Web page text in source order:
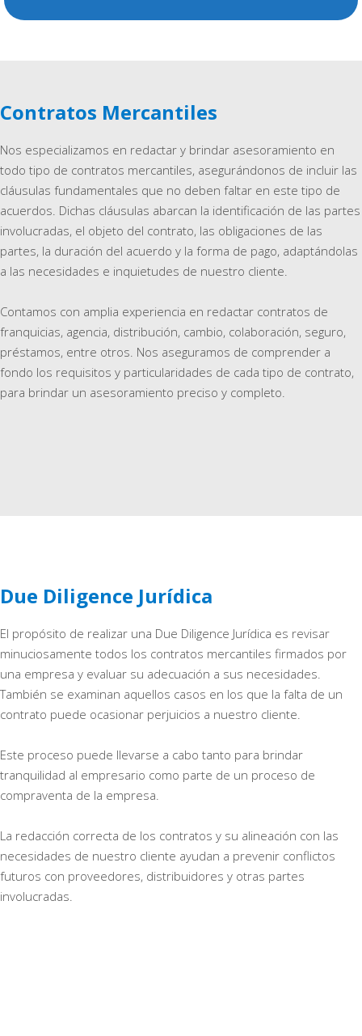
Contratos Mercantiles
Nos especializamos en redactar y brindar asesoramiento en
todo tipo de contratos mercantiles, asegurándonos de incluir las
cláusulas fundamentales que no deben faltar en este tipo de
acuerdos. Dichas cláusulas abarcan la identificación de las partes
involucradas, el objeto del contrato, las obligaciones de las
partes, la duración del acuerdo y la forma de pago, adaptándolas
a las necesidades e inquietudes de nuestro cliente.
Contamos con amplia experiencia en redactar contratos de
franquicias, agencia, distribución, cambio, colaboración, seguro,
préstamos, entre otros. Nos aseguramos de comprender a
fondo los requisitos y particularidades de cada tipo de contrato,
para brindar un asesoramiento preciso y completo.
Due Diligence Jurídica
El propósito de realizar una Due Diligence Jurídica es revisar
minuciosamente todos los contratos mercantiles firmados por
una empresa y evaluar su adecuación a sus necesidades.
También se examinan aquellos casos en los que la falta de un
contrato puede ocasionar perjuicios a nuestro cliente.
Este proceso puede llevarse a cabo tanto para brindar
tranquilidad al empresario como parte de un proceso de
compraventa de la empresa.
La redacción correcta de los contratos y su alineación con las
necesidades de nuestro cliente ayudan a prevenir conflictos
futuros con proveedores, distribuidores y otras partes
involucradas.